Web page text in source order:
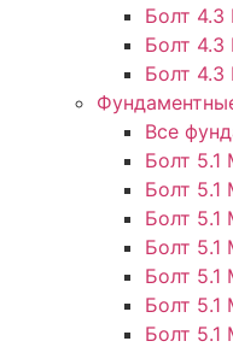
Болт
Болт
Болт 4.3
Все
Болт 5.1
Болт 5.1
Болт 5.1
Болт 5.1
Болт 5.1
Болт 5.1
Болт 5.1